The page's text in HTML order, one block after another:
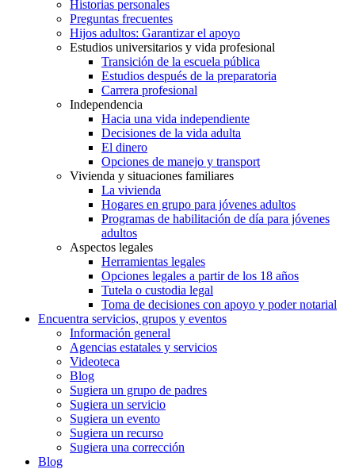
Historias personales
Preguntas frecuentes
Hijos adultos: Garantizar el apoyo
Estudios universitarios y vida profesional
Transición de la escuela pública
Estudios después de la preparatoria
Carrera profesional
Independencia
Hacia una vida independiente
Decisiones de la vida adulta
El dinero
Opciones de manejo y transport
Vivienda y situaciones familiares
La vivienda
Hogares en grupo para jóvenes adultos
Programas de habilitación de día para jóvenes
adultos
Aspectos legales
Herramientas legales
Opciones legales a partir de los 18 años
Tutela o custodia legal
Toma de decisiones con apoyo y poder notarial
Encuentra servicios, grupos y eventos
Información general
Agencias estatales y servicios
Videoteca
Blog
Sugiera un grupo de padres
Sugiera un servicio
Sugiera un evento
Sugiera un recurso
Sugiera una corrección
Blog